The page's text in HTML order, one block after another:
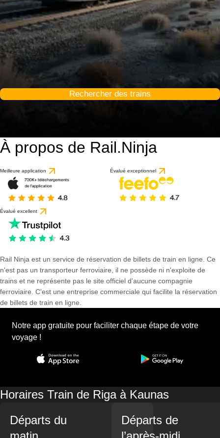
Rechercher des trains
À propos de Rail.Ninja
Meilleure application Évalué exceptionnel
Évalué excellent
Rail Ninja est un service de réservation de billets de train en ligne. Ce
n'est pas un transporteur ferroviaire, il ne possède ni n'exploite de
trains et ne représente pas le site officiel d'aucune compagnie
ferroviaire. C'est une entreprise commerciale qui facilite la réservation
de billets de train en ligne.
Notre app gratuite pour faciliter chaque étape de votre
voyage !
Horaires Train de Riga à Kaunas
Départs du
Départs de